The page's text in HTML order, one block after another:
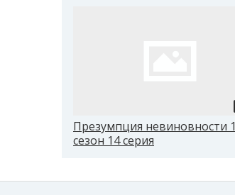
Презумпция невиновности 1
сезон 14 серия